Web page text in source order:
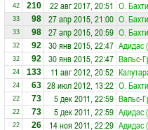
42 210 22 авг 2017, 20:51 О.
33 98 27 апр 2015, 21:00 О.
33 98 27 апр 2015, 20:59 О.
32 92 30 янв 2015, 22:47 Адидас
32 92 30 янв 2015, 22:47 Вальс-
24 133 11 авг 2012, 20:52
24 63 28 июл 2012, 13:22 О.
22 73 5 дек 2011, 22:59 Вальс-
22 73 5 дек 2011, 22:59 Адидас
22 26 14 ноя 2011, 22:29 Адидас